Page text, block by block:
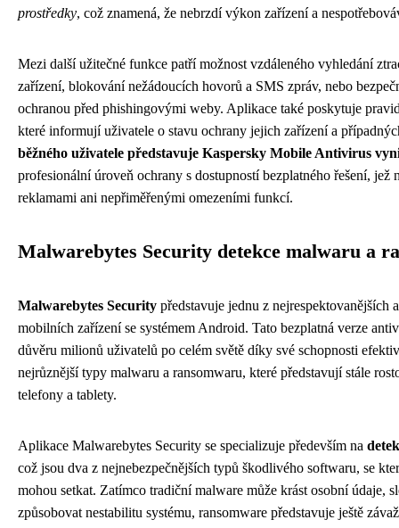
prostředky, což znamená, že nebrzdí výkon zařízení a
Mezi další užitečné funkce patří možnost vzdáleného vyhledání
zařízení, blokování nežádoucích hovorů a SMS zpráv, nebo
ochranou před phishingovými weby. Aplikace také poskytuje
které informují uživatele o stavu ochrany jejich zařízení a
běžného uživatele představuje Kaspersky Mobile Antivirus
profesionální úroveň ochrany s dostupností bezplatného řešení, jež
reklamami ani nepřiměřenými omezeními funkcí.
Malwarebytes Security detekce malwaru a
Malwarebytes Security představuje jednu z nejrespektovanějších
mobilních zařízení se systémem Android. Tato bezplatná verze
důvěru milionů uživatelů po celém světě díky své schopnosti
nejrůznější typy malwaru a ransomwaru, které představují stále
telefony a tablety.
Aplikace Malwarebytes Security se specializuje především na
což jsou dva z nejnebezpečnějších typů škodlivého softwaru, se
mohou setkat. Zatímco tradiční malware může krást osobní údaje,
způsobovat nestabilitu systému, ransomware představuje ještě